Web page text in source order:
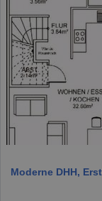
Moderne DHH,